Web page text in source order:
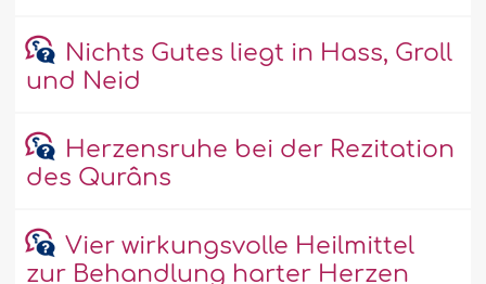
Nichts Gutes liegt in Hass, Groll
und Neid
Herzensruhe bei der Rezitation
des Qurâns
Vier wirkungsvolle Heilmittel
zur Behandlung harter Herzen